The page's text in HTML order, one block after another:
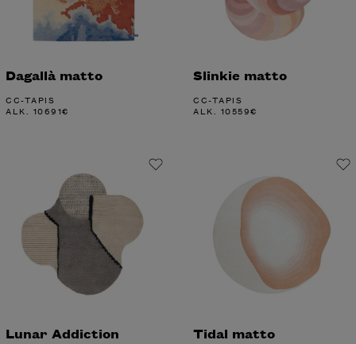
Dagallà matto
CC-TAPIS
ALK. 10691€
Slinkie matto
CC-TAPIS
ALK. 10559€
Lunar Addiction
Tidal matto